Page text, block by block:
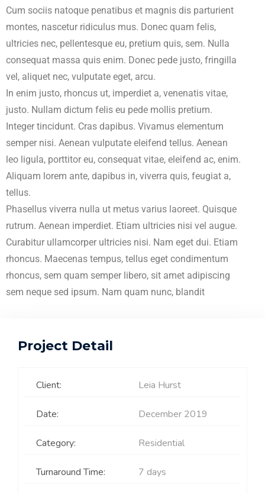
Cum sociis natoque penatibus et magnis dis parturient
montes, nascetur ridiculus mus. Donec quam felis,
ultricies nec, pellentesque eu, pretium quis, sem. Nulla
consequat massa quis enim. Donec pede justo, fringilla
vel, aliquet nec, vulputate eget, arcu.
In enim justo, rhoncus ut, imperdiet a, venenatis vitae,
justo. Nullam dictum felis eu pede mollis pretium.
Integer tincidunt. Cras dapibus. Vivamus elementum
semper nisi. Aenean vulputate eleifend tellus. Aenean
leo ligula, porttitor eu, consequat vitae, eleifend ac, enim.
Aliquam lorem ante, dapibus in, viverra quis, feugiat a,
tellus.
Phasellus viverra nulla ut metus varius laoreet. Quisque
rutrum. Aenean imperdiet. Etiam ultricies nisi vel augue.
Curabitur ullamcorper ultricies nisi. Nam eget dui. Etiam
rhoncus. Maecenas tempus, tellus eget condimentum
rhoncus, sem quam semper libero, sit amet adipiscing
sem neque sed ipsum. Nam quam nunc, blandit
Project Detail
Client: Leia Hurst
Date: December 2019
Category: Residential
Turnaround Time: 7 days